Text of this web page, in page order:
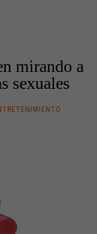
mirando a
sexuales